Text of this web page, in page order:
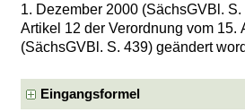
1. Dezember 2000 (SächsGVBl.
Artikel 12 der Verordnung vom 15.
(SächsGVBl. S. 439) geändert
Eingangsformel